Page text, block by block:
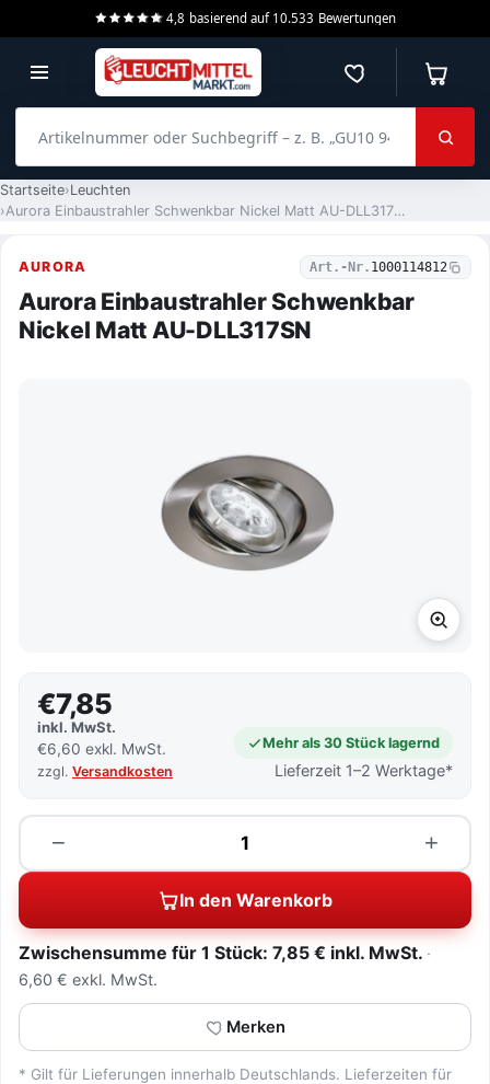
4,8 basierend auf 10.533 Bewertungen
Merkzettel
Startseite Leuchten
Aurora Einbaustrahler Schwenkbar Nickel Matt AU-DLL317SN
AURORA Art.-Nr. 1000114812
Aurora Einbaustrahler Schwenkbar
Nickel Matt AU-DLL317SN
€7,85
inkl. MwSt.
€6,60 exkl. MwSt.
zzgl. Versandkosten
Mehr als 30 Stück lagernd
Lieferzeit 1–2 Werktage*
−
Menge +
In den Warenkorb
Zwischensumme für 1 Stück: 7,85 € inkl. MwSt.
6,60 € exkl. MwSt.
Merken
* Gilt für Lieferungen innerhalb Deutschlands. Lieferzeiten für